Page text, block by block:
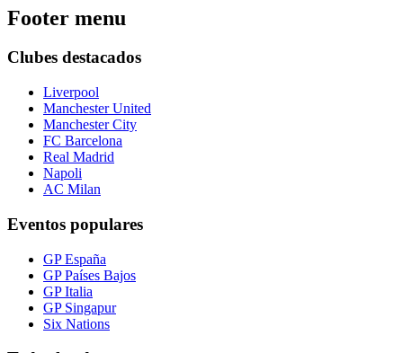
Footer menu
Clubes destacados
Liverpool
Manchester United
Manchester City
FC Barcelona
Real Madrid
Napoli
AC Milan
Eventos populares
GP España
GP Países Bajos
GP Italia
GP Singapur
Six Nations